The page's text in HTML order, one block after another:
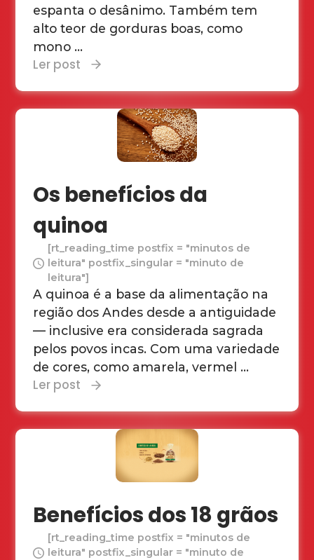
espanta o desânimo. Também tem
alto teor de gorduras boas, como
mono ...
Ler post
Os benefícios da
quinoa
[rt_reading_time postfix = "minutos de
leitura" postfix_singular = "minuto de
leitura"]
A quinoa é a base da alimentação na
região dos Andes desde a antiguidade
— inclusive era considerada sagrada
pelos povos incas. Com uma variedade
de cores, como amarela, vermel ...
Ler post
Benefícios dos 18 grãos
[rt_reading_time postfix = "minutos de
leitura" postfix_singular = "minuto de